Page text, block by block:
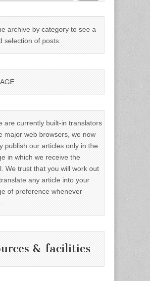
archive by category to see a
selection of posts.
are currently built-in translators
major web browsers, we now
publish our articles only in the
in which we receive the
We trust that you will work out
any article into your
of preference whenever
& facilities